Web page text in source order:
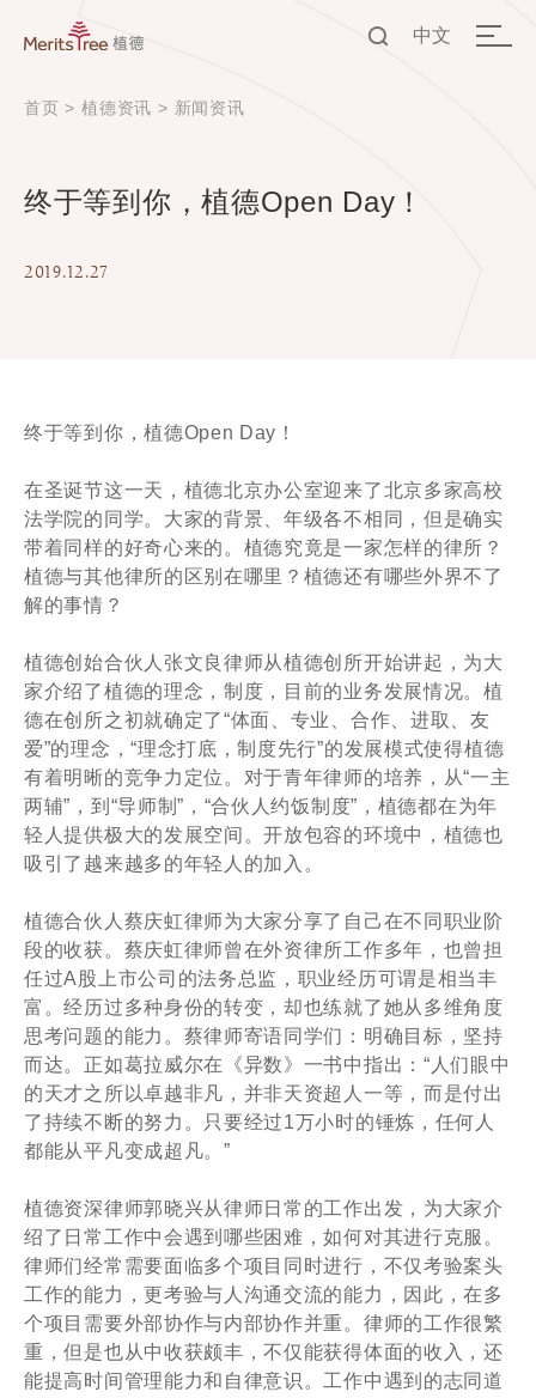
中文
首页 > 植德资讯 > 新闻资讯
终于等到你，植德Open Day！
2019.12.27
终于等到你，植德Open Day！
在圣诞节这一天，植德北京办公室迎来了北京多家高校
法学院的同学。大家的背景、年级各不相同，但是确实
带着同样的好奇心来的。植德究竟是一家怎样的律所？
植德与其他律所的区别在哪里？植德还有哪些外界不了
解的事情？
植德创始合伙人张文良律师从植德创所开始讲起，为大
家介绍了植德的理念，制度，目前的业务发展情况。植
德在创所之初就确定了“体面、专业、合作、进取、友
爱”的理念，“理念打底，制度先行”的发展模式使得植德
有着明晰的竞争力定位。对于青年律师的培养，从“一主
两辅”，到“导师制”，“合伙人约饭制度”，植德都在为年
轻人提供极大的发展空间。开放包容的环境中，植德也
吸引了越来越多的年轻人的加入。
植德合伙人蔡庆虹律师为大家分享了自己在不同职业阶
段的收获。蔡庆虹律师曾在外资律所工作多年，也曾担
任过A股上市公司的法务总监，职业经历可谓是相当丰
富。经历过多种身份的转变，却也练就了她从多维角度
思考问题的能力。蔡律师寄语同学们：明确目标，坚持
而达。正如葛拉威尔在《异数》一书中指出：“人们眼中
的天才之所以卓越非凡，并非天资超人一等，而是付出
了持续不断的努力。只要经过1万小时的锤炼，任何人
都能从平凡变成超凡。”
植德资深律师郭晓兴从律师日常的工作出发，为大家介
绍了日常工作中会遇到哪些困难，如何对其进行克服。
律师们经常需要面临多个项目同时进行，不仅考验案头
工作的能力，更考验与人沟通交流的能力，因此，在多
个项目需要外部协作与内部协作并重。律师的工作很繁
重，但是也从中收获颇丰，不仅能获得体面的收入，还
能提高时间管理能力和自律意识。工作中遇到的志同道